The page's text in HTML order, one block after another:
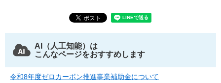
AI（人工知能）は
こんなページをおすすめします
令和8年度ゼロカーボン推進事業補助金について